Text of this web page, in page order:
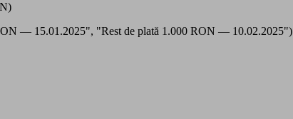
— 15.01.2025", "Rest de plată 1.000 RON — 10.02.2025")